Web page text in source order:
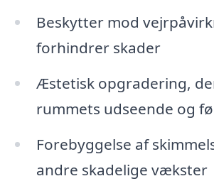
Beskytter mod
forhindrer skader
Æstetisk opgradering,
rummets udseende og
Forebyggelse af
andre skadelige vækster